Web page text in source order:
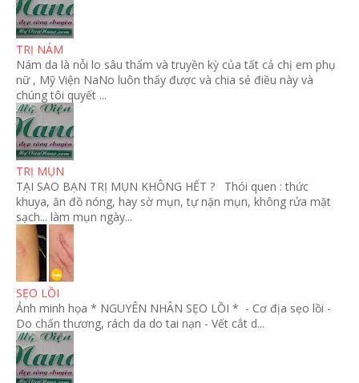
TRỊ NÁM
Nám da là nỗi lo sâu thẩm và truyền kỳ của tất cả chị em phụ
nữ , Mỹ Viện NaNo luôn thấy được và chia sẻ điều này và
chúng tôi quyết ...
TRỊ MỤN
TẠI SAO BẠN TRỊ MỤN KHÔNG HẾT ? Thói quen : thức
khuya, ăn đồ nóng, hay sờ mụn, tự nặn mụn, không rửa mặt
sạch... làm mụn ngày...
SẸO LỒI
Ảnh minh họa * NGUYÊN NHÂN SẸO LỒI * - Cơ địa sẹo lồi -
Do chấn thương, rách da do tai nạn - Vết cắt d...